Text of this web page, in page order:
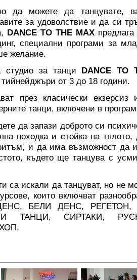
да можете да танцувате,
за удоволствие и да си
DANCE TO THE MAX
специални програми за
желание.
студио за танци DANCE TO
от 3 до 18 години.
през класически
танци, включени в
да запази доброто си
походка и стойка на тялото,
и да има възможност да
където ще танцува с
са искали да танцуват, но не
които включват
БЕЛИ ДЕНС, РЕГЕТОН,
ТАНЦИ, СИРТАКИ,